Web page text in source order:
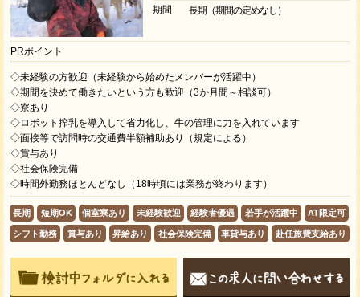
期間
長期（期間の定めなし）
PRポイント
◇未経験の方歓迎（未経験から始めたメンバーが活躍中）
◇期間を決めて働きたいという方も歓迎（3か月間～相談可）
◇寮あり
◇ロボット搾乳を導入して省力化し、牛の管理に力を入れています
◇面接等で訪問時の交通費半額補助あり（規定による）
◇賞与あり
◇社会保険完備
◇時間外勤務ほとんどなし（18時頃には業務が終わります）
長期 短期OK 個室寮あり 未経験歓迎 経験者優遇 若手が活躍中 AT限定可
シフト勤務 賞与あり 昇給あり 社会保険完備 車貸与あり 赴任旅費支給あり